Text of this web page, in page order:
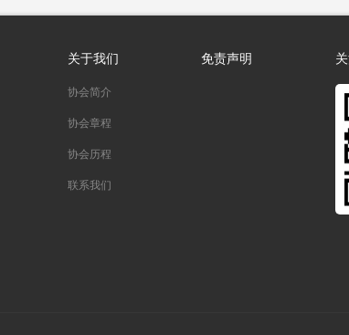
关于我们
协会简介
协会章程
协会历程
联系我们
免责声明